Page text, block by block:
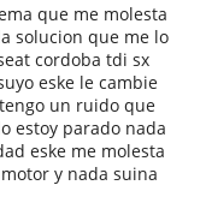
que me molesta
solucion que me lo
cordoba tdi sx
eske le cambie
un ruido que
estoy parado nada
eske me molesta
y nada suina